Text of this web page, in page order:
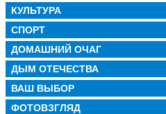
КУЛЬТУРА
СПОРТ
ДОМАШНИЙ ОЧАГ
ДЫМ ОТЕЧЕСТВА
ВАШ ВЫБОР
ФОТОВЗГЛЯД